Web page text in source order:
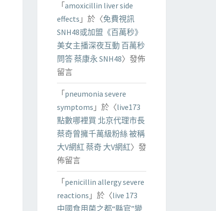
「 amoxicillin liver side
effects 」於〈免費視訊
SNH48或加盟《百萬秒》
美女主播深夜互動 百萬秒
問答 蔡康永 SNH48〉發佈
留言
「 pneumonia severe
symptoms 」於〈live173
點數哪裡買 北京代理市長
蔡奇曾擁千萬級粉絲 被稱
大V網紅 蔡奇 大V網紅〉發
佈留言
「 penicillin allergy severe
reactions 」於〈live 173
中國食用菌之都“縣官”變